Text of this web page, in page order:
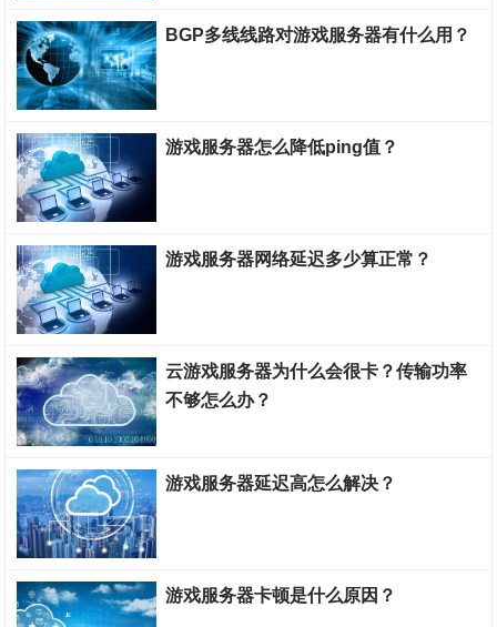
BGP多线线路对游戏服务器有什么用？
游戏服务器怎么降低ping值？
游戏服务器网络延迟多少算正常？
云游戏服务器为什么会很卡？传输功率
不够怎么办？
游戏服务器延迟高怎么解决？
游戏服务器卡顿是什么原因？